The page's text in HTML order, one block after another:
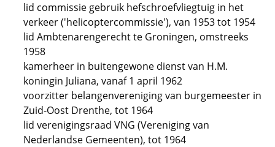
lid commissie gebruik hefschroefvliegtuig in het
verkeer ('helicoptercommissie'), van 1953 tot 1954
lid Ambtenarengerecht te Groningen, omstreeks
1958
kamerheer in buitengewone dienst van H.M.
koningin Juliana, vanaf 1 april 1962
voorzitter belangenvereniging van burgemeester in
Zuid-Oost Drenthe, tot 1964
lid verenigingsraad VNG (Vereniging van
Nederlandse Gemeenten), tot 1964